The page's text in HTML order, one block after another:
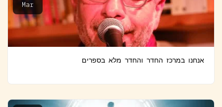
Mar
אנחנו במרכז החדר והחדר מלא בספרים